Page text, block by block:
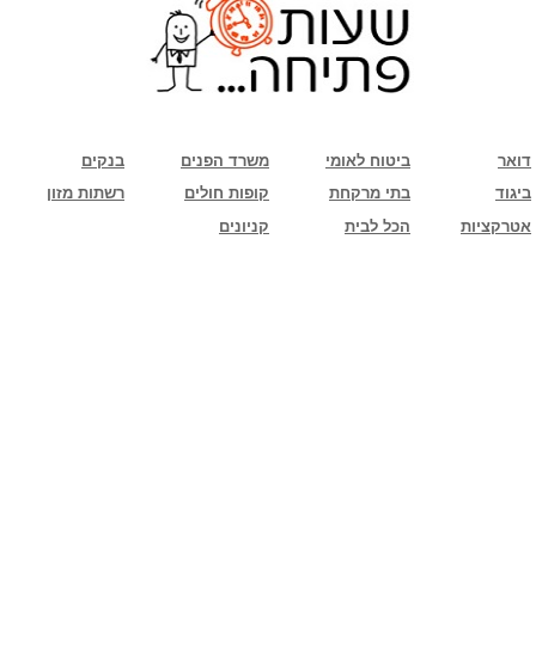
בנקים משרד הפנים ביטוח לאומי
דואר
רשתות מזון
קופות חולים בתי מרקחת
ביגוד
קניונים
הכל לבית אטרקציות